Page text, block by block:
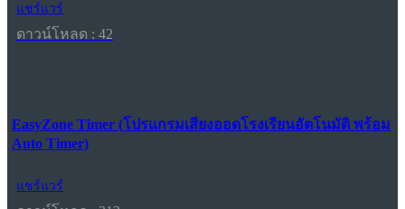
แชร์แวร์
ดาวน์โหลด : 42
EasyZone Timer (โปรแกรมเสียงออดโรงเรียนอัตโนมัติ พร้อม
Auto Timer)
แชร์แวร์